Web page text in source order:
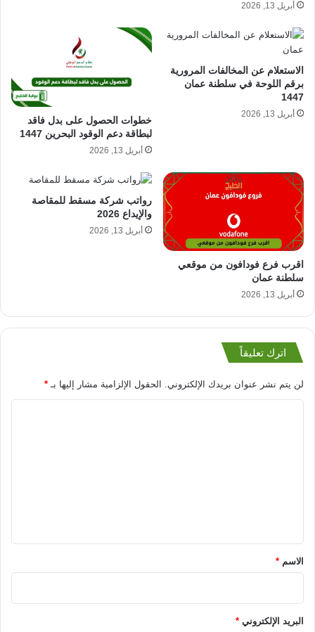
أبريل 13, 2026
الاستعلام عن المخالفات المرورية
برقم اللوحة في سلطنة عمان
1447
أبريل 13, 2026
خطوات الحصول على بدل فاقد
لبطاقة دعم الوقود البحرين 1447
أبريل 13, 2026
اقرب فرع فودافون من موقعي
سلطنة عمان
أبريل 13, 2026
رواتب شركة مسقط للمقاصة
والإيداع 2026
أبريل 13, 2026
اترك تعليقاً
لن يتم نشر عنوان بريدك الإلكتروني. الحقول الإلزامية مشار إليها بـ *
*الاسم *
البريد الإلكتروني *